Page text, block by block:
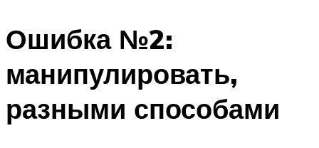
Ошибка №2:
манипулировать,
разными способами